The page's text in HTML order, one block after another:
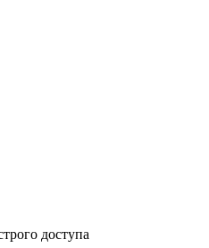
доступа